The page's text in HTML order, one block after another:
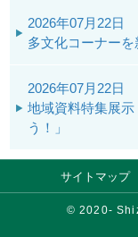
2026年07月22日
多文化コーナーを
2026年07月22日
地域資料特集展
う！」
サイトマップ
© 2020-